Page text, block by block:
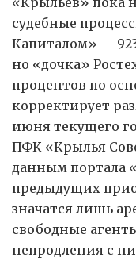
судебные
Капиталом» —
но «дочка»
процентов по
корректирует
июня текущего
ПФК «Крылья
данным портала
предыдущих
значатся лишь
свободные
непродления с